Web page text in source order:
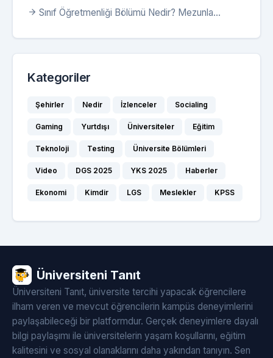
Sınıf Öğretmenliği Bölümü Nedir? Mezunla...
Kategoriler
Şehirler Nedir İzlenceler Socialing
Gaming Yurtdışı Üniversiteler Eğitim
Teknoloji Testing Üniversite Bölümleri
Video DGS 2025 YKS 2025 Haberler
Ekonomi Kimdir LGS Meslekler KPSS
Üniversiteni Tanıt
Üniversiteni Tanıt, üniversite tercihi yapacak öğrencilere
ilham veren ve mevcut öğrencilerin kampüs deneyimlerini
paylaşabileceği bir platformdur. Gerçek deneyimlere dayalı
bilgi paylaşımı ile üniversitelerin yaşam koşullarını, eğitim
kalitesini ve sosyal olanaklarını daha yakından tanıyın. Sen